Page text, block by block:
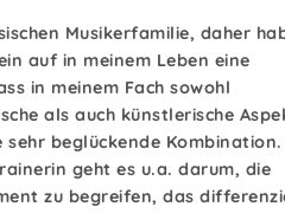
Musikerfamilie, daher
auf in meinem Leben eine
in meinem Fach sowohl
als auch künstlerische
sehr beglückende
geht es u.a. darum, die
zu begreifen, das